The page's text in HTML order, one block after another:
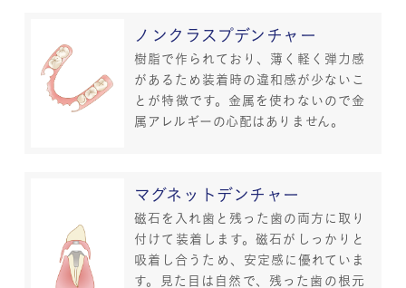
ノンクラスプデンチャー
樹脂で作られており、薄く軽く弾力感
があるため装着時の違和感が少ないこ
とが特徴です。金属を使わないので金
属アレルギーの心配はありません。
マグネットデンチャー
磁石を入れ歯と残った歯の両方に取り
付けて装着します。磁石がしっかりと
吸着し合うため、安定感に優れていま
す。見た目は自然で、残った歯の根元